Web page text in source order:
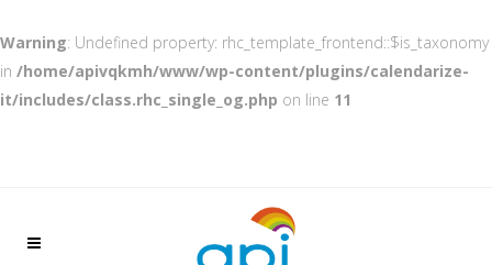
Warning: Undefined property: rhc_template_frontend::$is_taxonomy
in /home/apivqkmh/www/wp-content/plugins/calendarize-
it/includes/class.rhc_single_og.php on line 11